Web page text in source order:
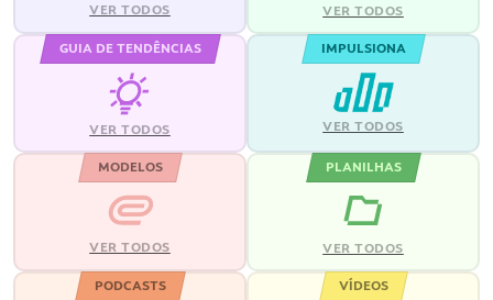
VER TODOS VER TODOS
GUIA DE TENDÊNCIAS
VER TODOS
IMPULSIONA
VER TODOS
MODELOS
VER TODOS
PLANILHAS
VER TODOS
PODCASTS VÍDEOS